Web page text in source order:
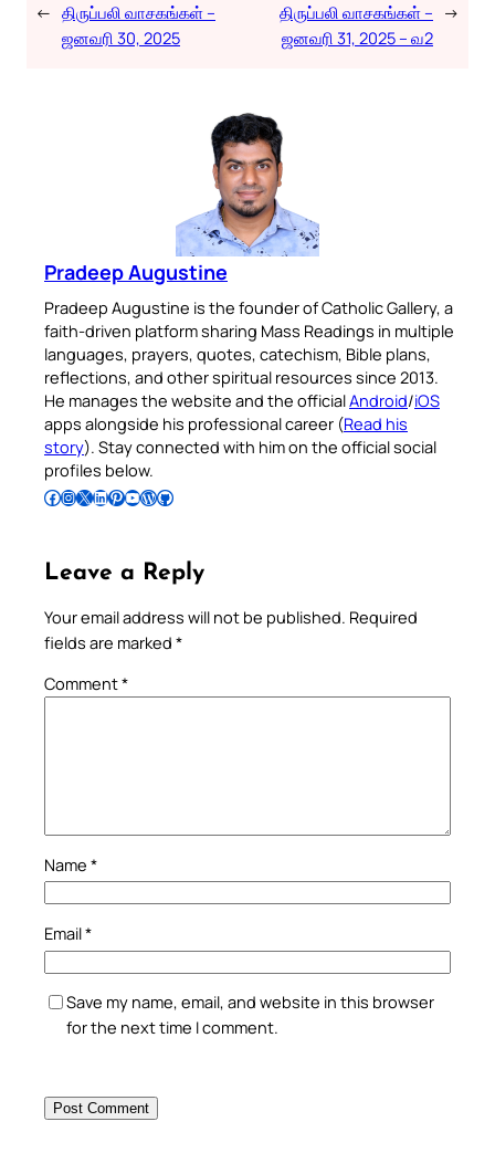
← திருப்பலி வாசகங்கள் –
ஜனவரி 30, 2025
திருப்பலி வாசகங்கள் –
ஜனவரி 31, 2025 – வ2
→
Pradeep Augustine
Pradeep Augustine is the founder of Catholic Gallery, a
faith-driven platform sharing Mass Readings in multiple
languages, prayers, quotes, catechism, Bible plans,
reflections, and other spiritual resources since 2013.
He manages the website and the officialAndroid/iOS
apps alongside his professional career (Read his
story). Stay connected with him on the official social
profiles below.
Follow Pradeep on Facebook Follow Pradeep on InstagramFollow Pradeep on X Follow Pradeep on LinkedIn Follow Pradeep on Pinterest Subscribe to Pradeep’s Youtube Channel Follow Pradeep on WordPress Follow Pradeep on GitHub
Leave a Reply
Your email address will not be published. Required
fields are marked *
Comment*
Name *
Email*
Save my name, email, and website in this browser
for the next time I comment.